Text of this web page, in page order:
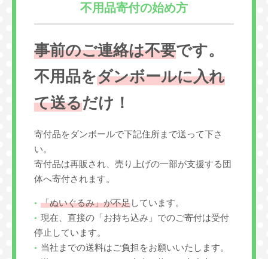
不用品寄付の始め方
事前のご連絡は不要です。
不用品をダンボールに入れ
て送るだけ！
寄付品をダンボールで下記住所まで送って下さ
い。
寄付品は再販され、売り上げの一部が支援する団
体へ寄付されます。
「ぬいぐるみ」が不足しています。
現在、直接の「お持ち込み」でのご寄付は受付
停止しています。
当社までの送料はご負担をお願いいたします。